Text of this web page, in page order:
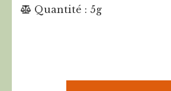
Quantité : 5g